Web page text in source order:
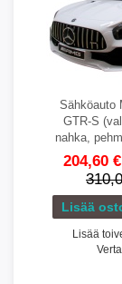
Sähköauto
GTR-S
nahka,
204,60 €
Lisää